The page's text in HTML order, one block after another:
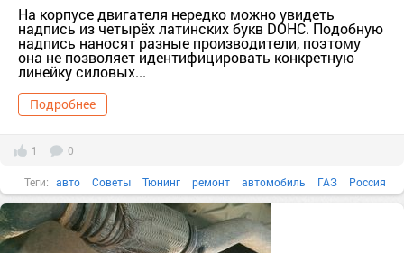
На корпусе двигателя нередко можно увидеть
надпись из четырёх латинских букв DOHC. Подобную
надпись наносят разные производители, поэтому
она не позволяет идентифицировать конкретную
линейку силовых...
Подробнее
1 0
Теги: авто Советы Тюнинг ремонт автомобиль ГАЗ Россия
автосалон машины
водителю на заметку автосамоделки